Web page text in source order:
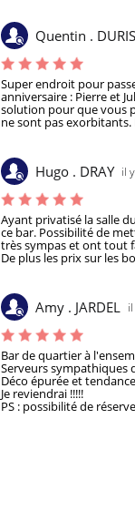
Quentin . DURIS
Super endroit pour
anniversaire : Pierre et
solution pour que vous
ne sont pas
Hugo . DRAY il
Ayant privatisé la salle
ce bar. Possibilité de
très sympas et ont tout
De plus les prix sur les
Amy . JARDEL
Bar de quartier à
Serveurs sympathiques
Déco épurée et
Je reviendrai !!!!!
PS : possibilité de